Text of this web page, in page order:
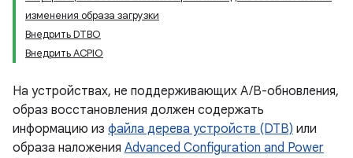
изменения образа загрузки
Внедрить DTBO
Внедрить ACPIO
На устройствах, не поддерживающих A/B-обновления,
образ восстановления должен содержать
информацию из файла дерева устройств (DTB) или
образа наложения Advanced Configuration and Power